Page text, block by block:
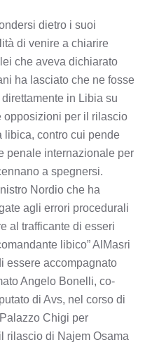
dietro i suoi
di venire a chiarire
che aveva dichiarato
ha lasciato che ne fosse
in Libia su
opposizioni per il rilascio
contro cui pende
penale internazionale per
a spegnersi.
Nordio che ha
agli errori procedurali
al trafficante di esseri
libico” AlMasri
essere accompagnato
Angelo Bonelli, co-
di Avs, nel corso di
Chigi per
rilascio di Najem Osama